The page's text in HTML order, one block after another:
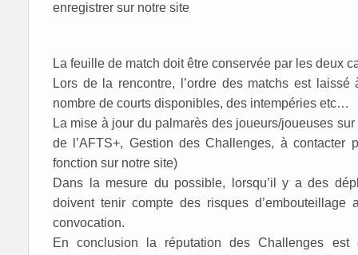
enregistrer sur notre site
La feuille de match doit être conservée par les deux
Lors de la rencontre, l’ordre des matchs est
nombre de courts disponibles, des intempéries etc…
La mise à jour du palmarès des joueurs/joueuses
de l’AFTS+, Gestion des Challenges, à
fonction sur notre site)
Dans la mesure du possible, lorsqu’il y a des
doivent tenir compte des risques
convocation.
En conclusion la réputation des Challenges est